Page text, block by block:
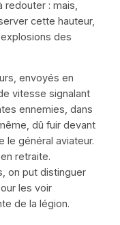
redouter : mais,
cette hauteur,
des
envoyés en
vitesse signalant
ennemies, dans
dû fuir devant
le général aviateur.
retraite.
on put distinguer
les voir
de la légion.